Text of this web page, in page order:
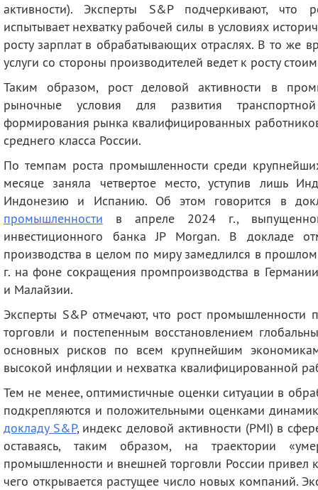
активности). Эксперты S&P подчеркивают, что
испытывает нехватку рабочей силы в условиях
росту зарплат в обрабатывающих отраслях. В то же
услуги со стороны производителей ведет к росту
Таким образом, рост деловой активности в
рыночные условия для развития
формирования рынка квалифицированных
среднего класса России.
По темпам роста промышленности среди
месяце заняла четвертое место, уступив лишь
Индонезию и Испанию. Об этом говорится в
промышленности в апреле 2024 г.,
инвестиционного банка JP Morgan. В докладе
производства в целом по миру замедлился в
г. на фоне сокращения промпроизводства в
и Малайзии.
Эксперты S&P отмечают, что рост промышленности
торговли и постепенным восстановлением
основных рисков по всем крупнейшим
высокой инфляции и нехватка квалифицированной
Тем не менее, оптимистичные оценки ситуации в
подкрепляются и положительными оценками
докладу S&P, индекс деловой активности (PMI) в
оставаясь, таким образом, на траектории
промышленности и внешней торговли России привел
чего открывается растущее число новых компаний.